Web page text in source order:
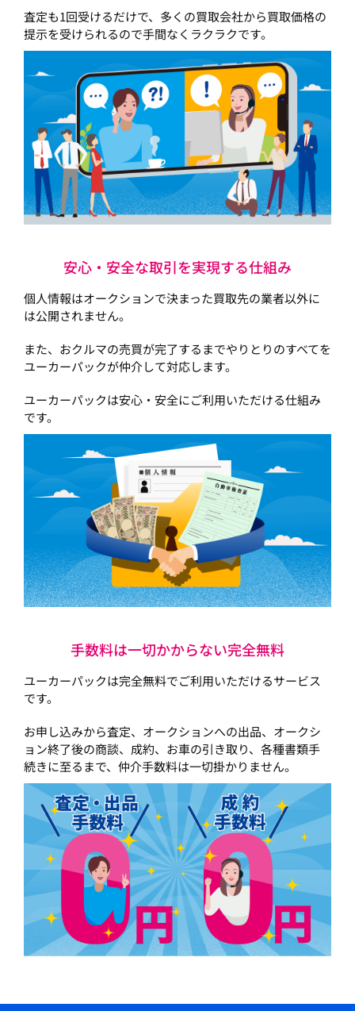
査定も1回受けるだけで、多くの買取会社から買取価格の
提示を受けられるので手間なくラクラクです。
安心・安全な取引を実現する仕組み
個人情報はオークションで決まった買取先の業者以外に
は公開されません。
また、おクルマの売買が完了するまでやりとりのすべてを
ユーカーパックが仲介して対応します。
ユーカーパックは安心・安全にご利用いただける仕組み
です。
手数料は一切かからない完全無料
ユーカーパックは完全無料でご利用いただけるサービス
です。
お申し込みから査定、オークションへの出品、オークシ
ョン終了後の商談、成約、お車の引き取り、各種書類手
続きに至るまで、仲介手数料は一切掛かりません。